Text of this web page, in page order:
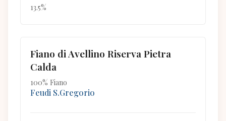
13.5%
Fiano di Avellino Riserva Pietra
Calda
100% Fiano
Feudi S.Gregorio